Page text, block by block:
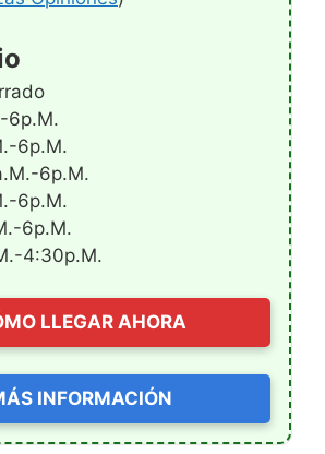
6p.m.
6p.m.
6p.m.
6p.m.
6p.m.
4:30p.m.
LLEGAR AHORA
INFORMACIÓN